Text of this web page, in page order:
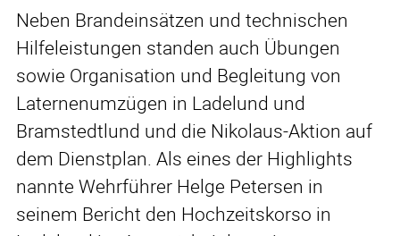
Neben Brandeinsätzen und technischen
Hilfeleistungen standen auch Übungen
sowie Organisation und Begleitung von
Laternenumzügen in Ladelund und
Bramstedtlund und die Nikolaus-Aktion auf
dem Dienstplan. Als eines der Highlights
nannte Wehrführer Helge Petersen in
seinem Bericht den Hochzeitskorso in